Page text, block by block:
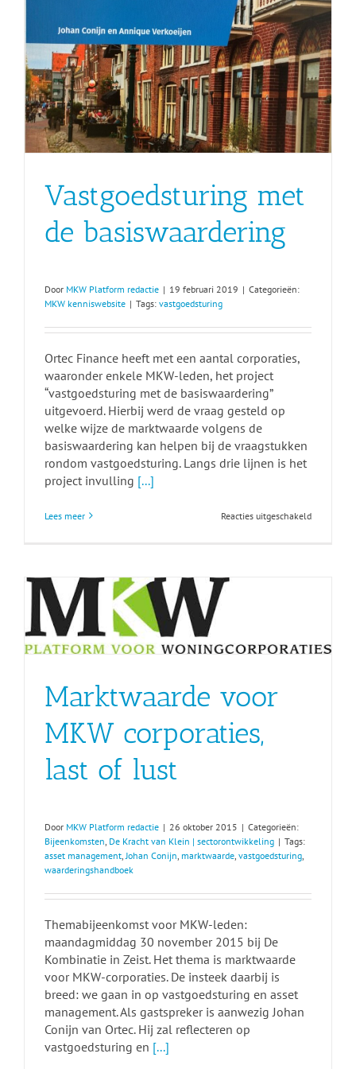
Vastgoedsturing met
de basiswaardering
Door MKW Platform redactie | 19 februari 2019 | Categorieën:
MKW kenniswebsite | Tags: vastgoedsturing
Ortec Finance heeft met een aantal corporaties,
waaronder enkele MKW-leden, het project
“vastgoedsturing met de basiswaardering”
uitgevoerd. Hierbij werd de vraag gesteld op
welke wijze de marktwaarde volgens de
basiswaardering kan helpen bij de vraagstukken
rondom vastgoedsturing. Langs drie lijnen is het
project invulling [...]
Lees meer Reacties uitgeschakeldvoor
Marktwaarde voor
MKW corporaties,
last of lust
Door MKW Platform redactie | 26 oktober 2015 | Categorieën:
Bijeenkomsten De Kracht van Klein | sectorontwikkeling | Tags:
asset management Johan Conijn marktwaarde vastgoedsturing
waarderingshandboek
Themabijeenkomst voor MKW-leden:
maandagmiddag 30 november 2015 bij De
Kombinatie in Zeist. Het thema is marktwaarde
voor MKW-corporaties. De insteek daarbij is
breed: we gaan in op vastgoedsturing en asset
management. Als gastspreker is aanwezig Johan
Conijn van Ortec. Hij zal reflecteren op
vastgoedsturing en [...]